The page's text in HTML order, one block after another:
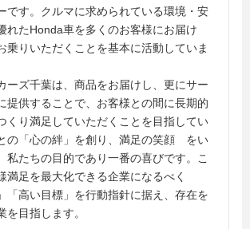
です。クルマに求められている環境・安
れたHonda車を多くのお客様にお届け
乗りいただくことを基本に活動していま
ーズ千葉は、商品をお届けし、更にサー
提供することで、お客様との間に長期的
くり満足していただくことを目指してい
の「心の絆」を創り、満足の笑顔 をい
私たちの目的であり一番の喜びです。こ
満足を最大化できる企業になるべく
「高い目標」を行動指針に据え、存在を
を目指します。